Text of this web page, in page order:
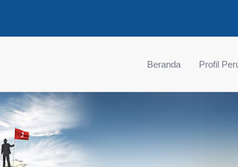
Beranda Profil